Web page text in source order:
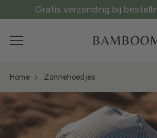
Gratis verzending bij
Home Zonnehoedjes